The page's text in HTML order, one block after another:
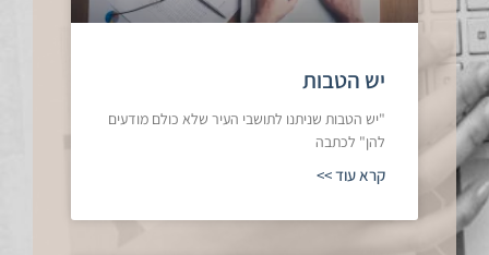
יש הטבות
"יש הטבות שניתנו לתושבי העיר שלא כולם מודעים
להן" לכתבה
קרא עוד >>